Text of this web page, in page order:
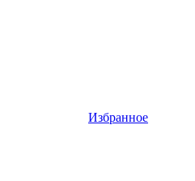
Избранное